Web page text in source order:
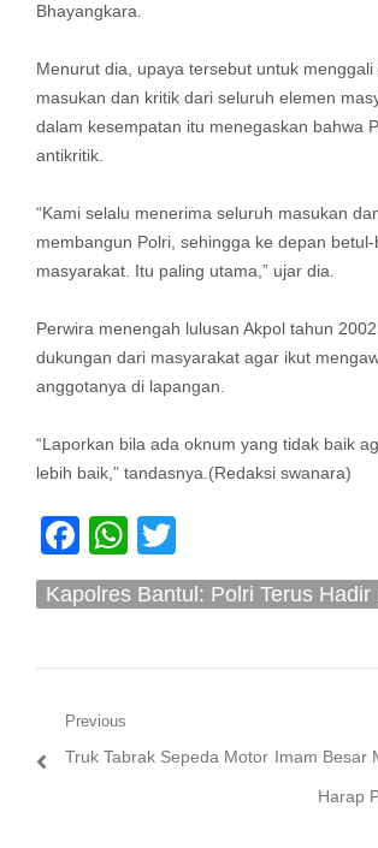
Bhayangkara.
Menurut dia, upaya tersebut untuk menggali
masukan dan kritik dari seluruh elemen
dalam kesempatan itu menegaskan bahwa
antikritik.
“Kami selalu menerima seluruh masukan
membangun Polri, sehingga ke depan
masyarakat. Itu paling utama,” ujar dia.
Perwira menengah lulusan Akpol tahun
dukungan dari masyarakat agar ikut
anggotanya di lapangan.
“Laporkan bila ada oknum yang tidak baik
lebih baik,” tandasnya.(Redaksi swanara)
Facebook
WhatsApp
Kapolres Bantul: Polri Terus Hadir
Navigasi
pos
Previous
Previous
Truk Tabrak Sepeda Motor Next
post:
Imam Besar
Harap